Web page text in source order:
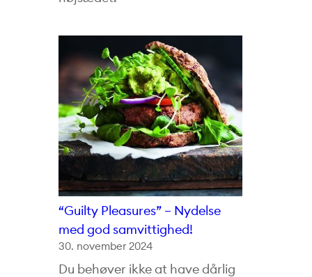
“Guilty Pleasures” – Nydelse
med god samvittighed!
30. november 2024
Du behøver ikke at have dårlig